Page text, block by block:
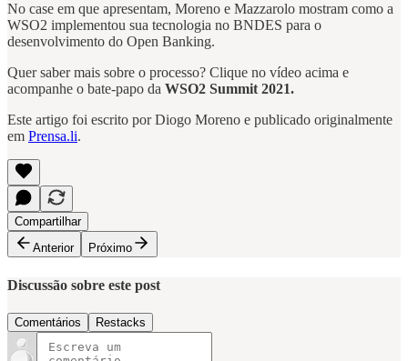
No case em que apresentam, Moreno e Mazzarolo mostram como a
WSO2 implementou sua tecnologia no BNDES para o
desenvolvimento do Open Banking.
Quer saber mais sobre o processo? Clique no vídeo acima e
acompanhe o bate-papo da WSO2 Summit 2021.
Este artigo foi escrito por Diogo Moreno e publicado originalmente
em Prensa.li.
Compartilhar
Anterior
Próximo
Discussão sobre este post
Comentários Restacks